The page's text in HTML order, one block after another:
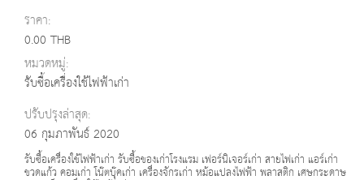
ราคา:
0.00 THB
หมวดหมู่:
รับซื้อเครื่องใช้ไฟฟ้าเก่า
ปรับปรุงล่าสุด:
06 กุมภาพันธ์ 2020
รับซื้อเครื่องใช้ไฟฟ้าเก่า รับซื้อของเก่าโรงแรม เฟอร์นิเจอร์เก่า สายไฟเก่า แอร์เก่า
ขวดแก้ว คอมเก่า โน๊ตบุ๊คเก่า เครื่องจักรเก่า หม้อแปลงไฟฟ้า พลาสติก เศษกระดาษ